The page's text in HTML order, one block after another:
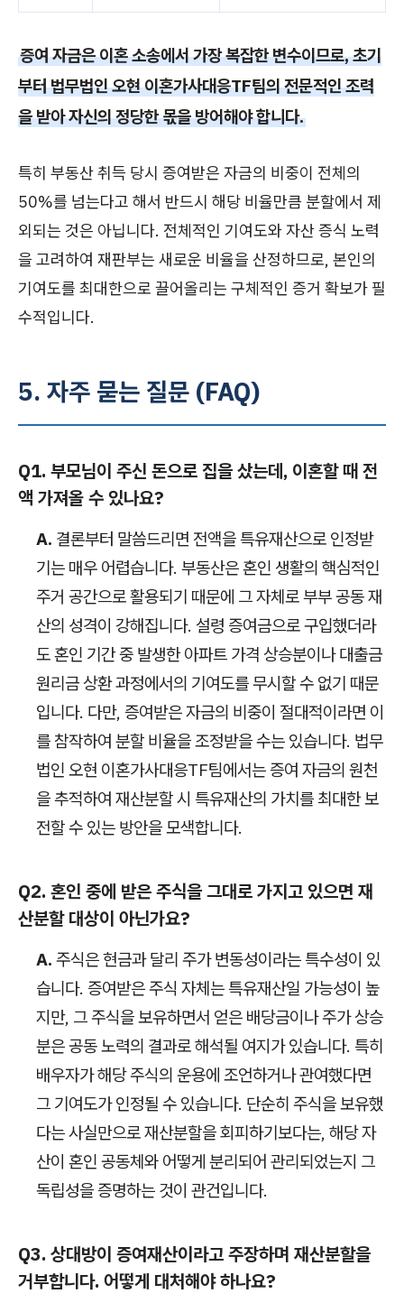
증여 자금은 이혼 소송에서 가장 복잡한 변수이므로, 초기
부터 법무법인 오현 이혼가사대응TF팀의 전문적인 조력
을 받아 자신의 정당한 몫을 방어해야 합니다.
특히 부동산 취득 당시 증여받은 자금의 비중이 전체의
50%를 넘는다고 해서 반드시 해당 비율만큼 분할에서 제
외되는 것은 아닙니다. 전체적인 기여도와 자산 증식 노력
을 고려하여 재판부는 새로운 비율을 산정하므로, 본인의
기여도를 최대한으로 끌어올리는 구체적인 증거 확보가 필
수적입니다.
5. 자주 묻는 질문 (FAQ)
Q1. 부모님이 주신 돈으로 집을 샀는데, 이혼할 때 전
액 가져올 수 있나요?
A. 결론부터 말씀드리면 전액을 특유재산으로 인정받
기는 매우 어렵습니다. 부동산은 혼인 생활의 핵심적인
주거 공간으로 활용되기 때문에 그 자체로 부부 공동 재
산의 성격이 강해집니다. 설령 증여금으로 구입했더라
도 혼인 기간 중 발생한 아파트 가격 상승분이나 대출금
원리금 상환 과정에서의 기여도를 무시할 수 없기 때문
입니다. 다만, 증여받은 자금의 비중이 절대적이라면 이
를 참작하여 분할 비율을 조정받을 수는 있습니다. 법무
법인 오현 이혼가사대응TF팀에서는 증여 자금의 원천
을 추적하여 재산분할 시 특유재산의 가치를 최대한 보
전할 수 있는 방안을 모색합니다.
Q2. 혼인 중에 받은 주식을 그대로 가지고 있으면 재
산분할 대상이 아닌가요?
A. 주식은 현금과 달리 주가 변동성이라는 특수성이 있
습니다. 증여받은 주식 자체는 특유재산일 가능성이 높
지만, 그 주식을 보유하면서 얻은 배당금이나 주가 상승
분은 공동 노력의 결과로 해석될 여지가 있습니다. 특히
배우자가 해당 주식의 운용에 조언하거나 관여했다면
그 기여도가 인정될 수 있습니다. 단순히 주식을 보유했
다는 사실만으로 재산분할을 회피하기보다는, 해당 자
산이 혼인 공동체와 어떻게 분리되어 관리되었는지 그
독립성을 증명하는 것이 관건입니다.
Q3. 상대방이 증여재산이라고 주장하며 재산분할을
거부합니다. 어떻게 대처해야 하나요?